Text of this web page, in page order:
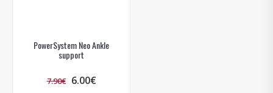
PowerSystem Neo Ankle
support
7.90€ 6.00€